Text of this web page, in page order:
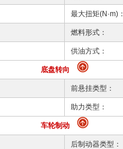
最大扭矩(N·m)：
燃料形式：
供油方式：
底盘转向
前悬挂类型：
助力类型：
车轮制动
后制动器类型：